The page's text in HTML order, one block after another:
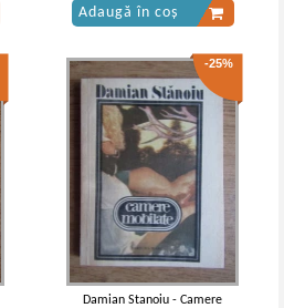
Adaugă în coș
-25%
Damian Stanoiu - Camere